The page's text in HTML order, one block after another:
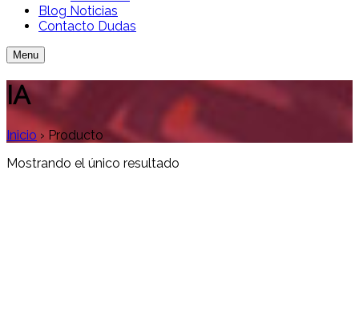
Blog Noticias
Contacto Dudas
Menu
IA
Inicio › Producto
Mostrando el único resultado